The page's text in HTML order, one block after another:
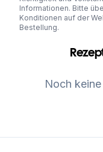
Informationen. Bitte
Konditionen auf der
Bestellung.
Noch